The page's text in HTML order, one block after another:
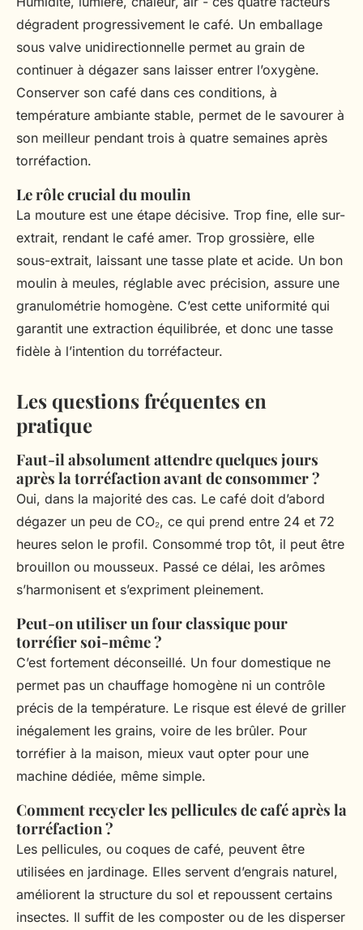
dégradent progressivement le café. Un emballage
sous valve unidirectionnelle permet au grain de
continuer à dégazer sans laisser entrer l’oxygène.
Conserver son café dans ces conditions, à
température ambiante stable, permet de le savourer à
son meilleur pendant trois à quatre semaines après
torréfaction.
Le rôle crucial du moulin
La mouture est une étape décisive. Trop fine, elle sur-
extrait, rendant le café amer. Trop grossière, elle
sous-extrait, laissant une tasse plate et acide. Un bon
moulin à meules, réglable avec précision, assure une
granulométrie homogène. C’est cette uniformité qui
garantit une extraction équilibrée, et donc une tasse
fidèle à l’intention du torréfacteur.
Les questions fréquentes en
pratique
Faut-il absolument attendre quelques jours
après la torréfaction avant de consommer ?
Oui, dans la majorité des cas. Le café doit d’abord
dégazer un peu de CO₂, ce qui prend entre 24 et 72
heures selon le profil. Consommé trop tôt, il peut être
brouillon ou mousseux. Passé ce délai, les arômes
s’harmonisent et s’expriment pleinement.
Peut-on utiliser un four classique pour
torréfier soi-même ?
C’est fortement déconseillé. Un four domestique ne
permet pas un chauffage homogène ni un contrôle
précis de la température. Le risque est élevé de griller
inégalement les grains, voire de les brûler. Pour
torréfier à la maison, mieux vaut opter pour une
machine dédiée, même simple.
Comment recycler les pellicules de café après la
torréfaction ?
Les pellicules, ou coques de café, peuvent être
utilisées en jardinage. Elles servent d’engrais naturel,
améliorent la structure du sol et repoussent certains
insectes. Il suffit de les composter ou de les disperser